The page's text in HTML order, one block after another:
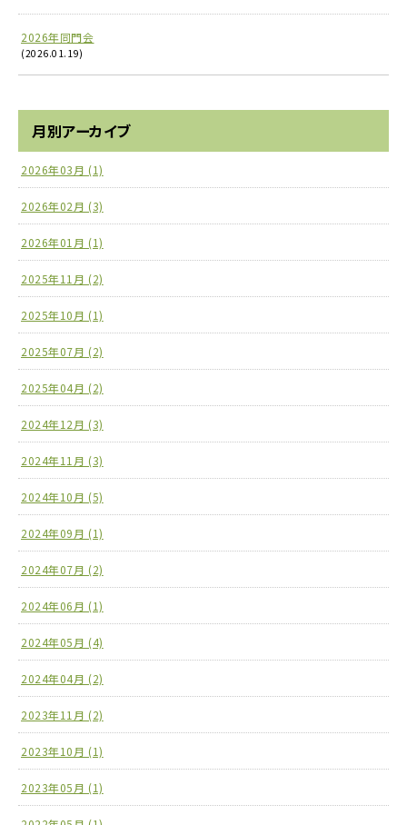
2026年同門会
(2026.01.19)
月別アーカイブ
2026年03月 (1)
2026年02月 (3)
2026年01月 (1)
2025年11月 (2)
2025年10月 (1)
2025年07月 (2)
2025年04月 (2)
2024年12月 (3)
2024年11月 (3)
2024年10月 (5)
2024年09月 (1)
2024年07月 (2)
2024年06月 (1)
2024年05月 (4)
2024年04月 (2)
2023年11月 (2)
2023年10月 (1)
2023年05月 (1)